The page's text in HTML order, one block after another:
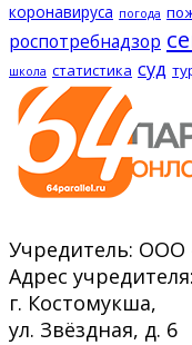
коронавируса погода
роспотребнадзор
школа статистика суд
Учредитель: ООО
Адрес
г. Костомукша,
ул. Звёздная, д. 6